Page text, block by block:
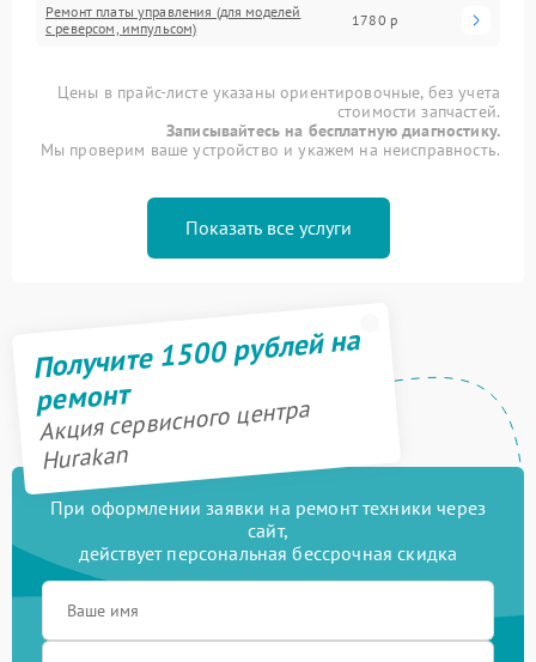
Ремонт платы управления (для моделей
с реверсом, импульсом)
1780 р
Цены в прайс-листе указаны ориентировочные, без учета
стоимости запчастей.
Записывайтесь на бесплатную диагностику.
Мы проверим ваше устройство и укажем на неисправность.
Показать все услуги
Получите 1500 рублей на
ремонт
Акция сервисного центра
Hurakan
При оформлении заявки на ремонт техники через
сайт,
действует персональная бессрочная скидка